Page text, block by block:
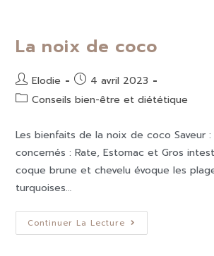
La noix de coco
Elodie
4 avril 2023
Conseils bien-être et diététique
Les bienfaits de la noix de coco Saveur
concernés : Rate, Estomac et Gros
coque brune et chevelu évoque les
turquoises…
Continuer La Lecture